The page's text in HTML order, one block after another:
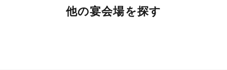
他の宴会場を探す